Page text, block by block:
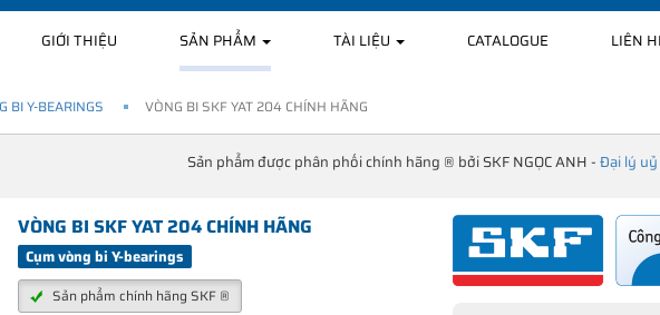
GIỚI THIỆU SẢN PHẨM TÀI LIỆU CATALOGUE LIÊN
BI Y-BEARINGS VÒNG BI SKF YAT 204 CHÍNH HÃNG
Sản phẩm được phân phối chính hãng ® bởi SKF NGỌC ANH -Đại lý
VÒNG BI SKF YAT 204 CHÍNH HÃNG
Cụm vòng bi Y-bearings
Sản phẩm chính hãng SKF ®